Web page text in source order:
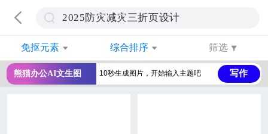
免抠元素 综合排序 筛选
熊猫办公AI文生图 写作